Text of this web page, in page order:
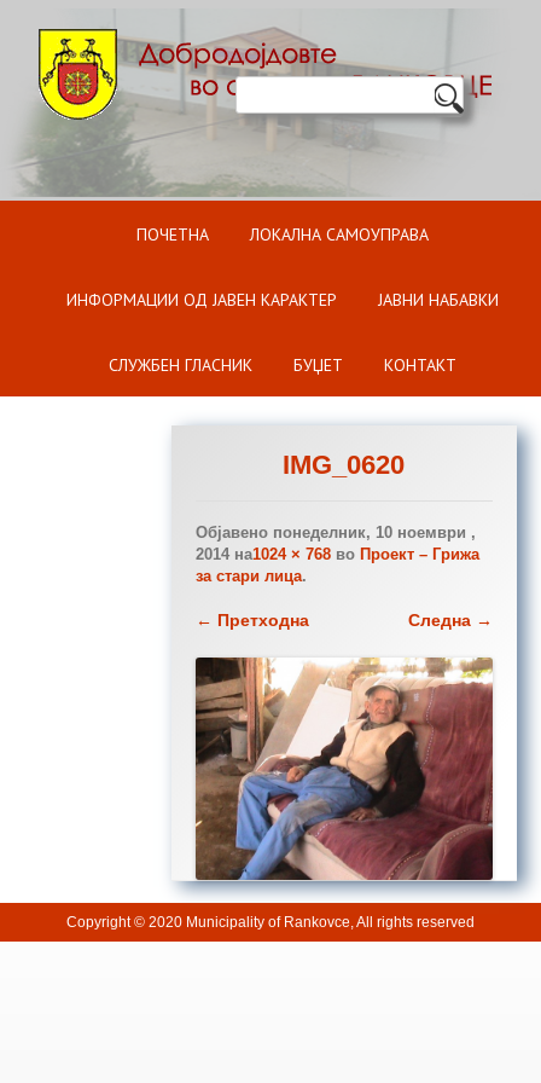
ПОЧЕТНА ЛОКАЛНА САМОУПРАВА
ИНФОРМАЦИИ ОД ЈАВЕН КАРАКТЕР ЈАВНИ НАБАВКИ
СЛУЖБЕН ГЛАСНИК БУЏЕТ КОНТАКТ
IMG_0620
Објавено понеделник, 10 ноември ,
2014на1024 × 768во Проект – Грижа
за стари лица.
← Претходна Следна →
Copyright © 2020 Municipality of Rankovce, All rights reserved